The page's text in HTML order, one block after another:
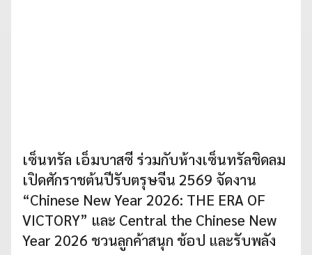
เซ็นทรัล เอ็มบาสซี ร่วมกับห้างเซ็นทรัลชิดลม
เปิดศักราชต้นปีรับตรุษจีน 2569 จัดงาน
“Chinese New Year 2026: THE ERA OF
VICTORY” และ Central the Chinese New
Year 2026 ชวนลูกค้าสนุก ช้อป และรับพลัง